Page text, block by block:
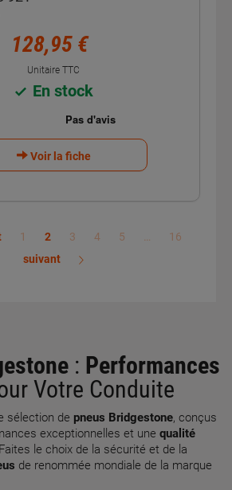
128,95 €
Unitaire TTC
En stock
Voir la fiche
1 2 3 4 5 …
16
suivant
: Performances
Votre Conduite
sélection de pneus Bridgestone, conçus
exceptionnelles et une qualité
le choix de la sécurité et de la
de renommée mondiale de la marque